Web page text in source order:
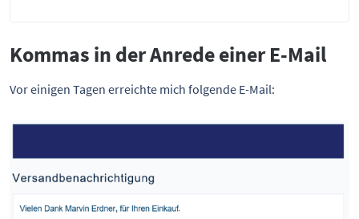
Kommas in der Anrede einer E-Mail
Vor einigen Tagen erreichte mich folgende E-Mail: